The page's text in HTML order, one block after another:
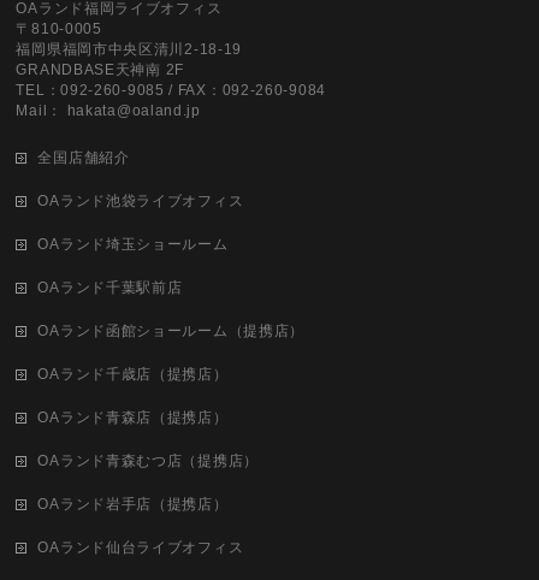
OAランド福岡ライブオフィス
〒810-0005
福岡県福岡市中央区清川2-18-19
GRANDBASE天神南 2F
TEL：092-260-9085 / FAX：092-260-9084
Mail： hakata@oaland.jp
全国店舗紹介
OAランド池袋ライブオフィス
OAランド埼玉ショールーム
OAランド千葉駅前店
OAランド函館ショールーム（提携店）
OAランド千歳店（提携店）
OAランド青森店（提携店）
OAランド青森むつ店（提携店）
OAランド岩手店（提携店）
OAランド仙台ライブオフィス